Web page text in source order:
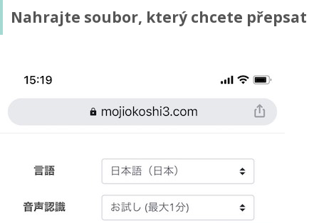
Nahrajte soubor, který chcete přepsat